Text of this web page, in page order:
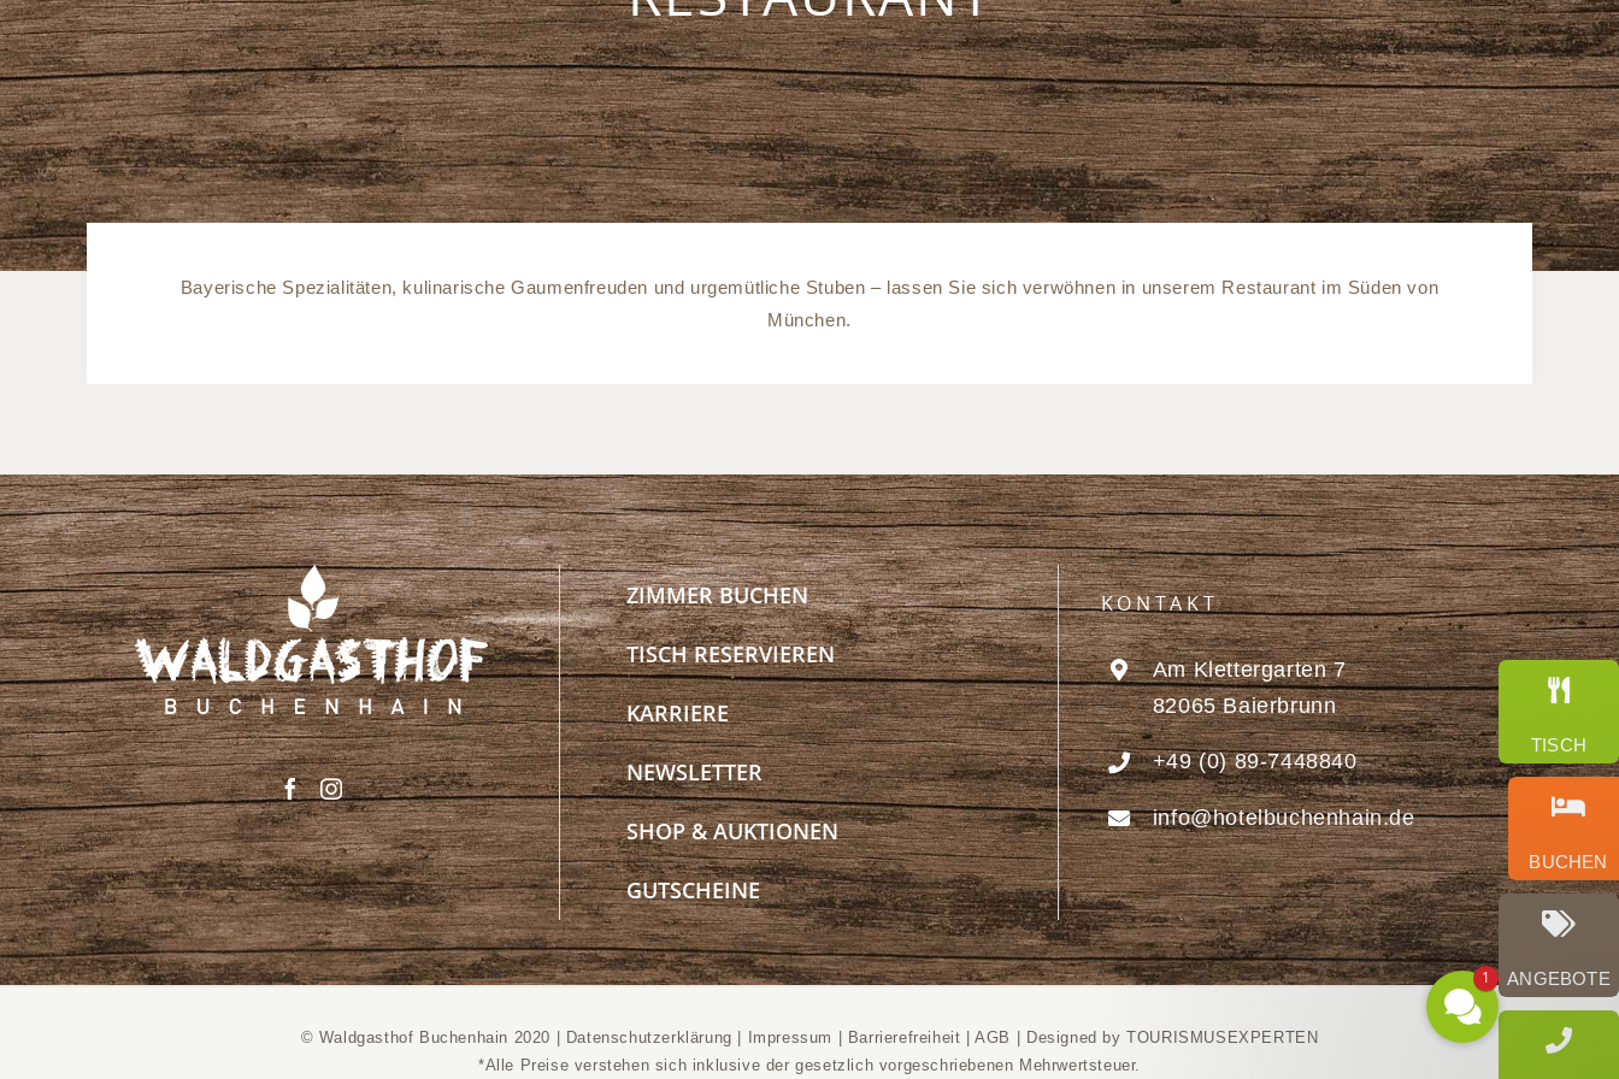
Bayerische Spezialitäten, kulinarische Gaumenfreuden und urgemütliche Stuben – lassen Sie sich verwöhnen in unserem Restaurant im Süden von
München.
ZIMMER BUCHEN
TISCH RESERVIEREN
KARRIERE
NEWSLETTER
SHOP & AUKTIONEN
GUTSCHEINE
KONTAKT
Am Klettergarten 7
82065 Baierbrunn
+49 (0) 89-7448840
info@hotelbuchenhain.de
© Waldgasthof Buchenhain 2020 | Datenschutzerklärung Impressum Barrierefreiheit |AGB
Designed by TOURISMUSEXPERTEN
*Alle Preise verstehen sich inklusive der gesetzlich vorgeschriebenen Mehrwertsteuer.
TISCH
BUCHEN
ANGEBOTE
Gleich buchen Angebote ✨
Gutscheine
1